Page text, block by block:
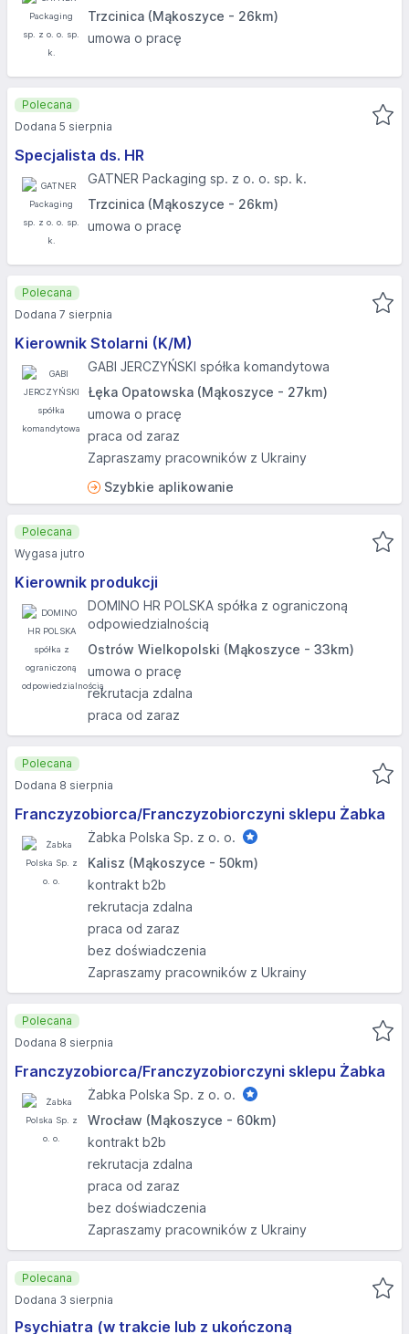
Trzcinica (Mąkoszyce - 26km)
umowa o pracę
Specjalista ds. HR
GATNER Packaging sp. z o. o. sp. k.
Trzcinica (Mąkoszyce - 26km)
umowa o pracę
Polecana
Dodana 5 sierpnia
Kierownik Stolarni (K/M)
GABI JERCZYŃSKI spółka komandytowa
Łęka Opatowska (Mąkoszyce - 27km)
umowa o pracę
praca od zaraz
Zapraszamy pracowników z Ukrainy
Szybkie aplikowanie
Polecana
Dodana 7 sierpnia
Kierownik produkcji
DOMINO HR POLSKA spółka z ograniczoną
odpowiedzialnością
Ostrów Wielkopolski (Mąkoszyce - 33km)
umowa o pracę
rekrutacja zdalna
praca od zaraz
Polecana
Wygasa jutro
Franczyzobiorca/Franczyzobiorczyni sklepu Żabka
Żabka Polska Sp. z o. o.
Kalisz (Mąkoszyce - 50km)
kontrakt b2b
rekrutacja zdalna
praca od zaraz
bez doświadczenia
Zapraszamy pracowników z Ukrainy
Polecana
Dodana 8 sierpnia
Franczyzobiorca/Franczyzobiorczyni sklepu Żabka
Żabka Polska Sp. z o. o.
Wrocław (Mąkoszyce - 60km)
kontrakt b2b
rekrutacja zdalna
praca od zaraz
bez doświadczenia
Zapraszamy pracowników z Ukrainy
Polecana
Dodana 8 sierpnia
Psychiatra (w trakcie lub z ukończoną
Polecana
Dodana 3 sierpnia